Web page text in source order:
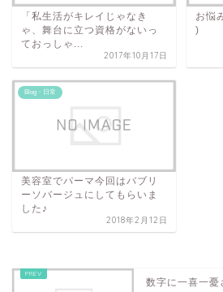
「私生活がキレイじゃなき
ゃ、舞台に立つ資格がないっ
ておっしゃ...
2017年10月17日
お悩
)
Blog・日常
美容室でパーマ今回はバブリ
ーソバージュにしてもらいま
した♪
2018年2月12日
数字に一喜一憂